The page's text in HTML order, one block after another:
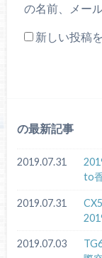
の名前、メー
新しい投稿
の最新記事
2019.07.31
to
2019.07.31
2019.07.03